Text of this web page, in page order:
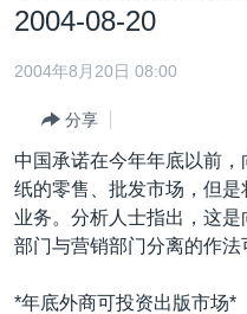
转
内
转
到
导
航
国际
最新国际新闻
印太
中东
欧洲
分类新闻
经济·金融·贸易
人权·法律·宗教
科教·文娱·体健
美中关系
热点专题
白宫要闻
VOA视频
2004-08-20
2004年8月20日 08:00
分享
中国承诺在今年年底以前
纸的零售、批发市场，但
业务。分析人士指出，这
部门与营销部门分离的作法
*年底外商可投资出版市场*